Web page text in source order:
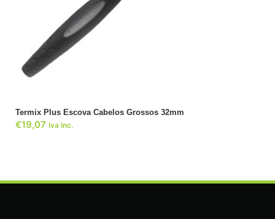
Termix Plus Escova Cabelos Grossos 32mm
€19,07 Iva Inc.